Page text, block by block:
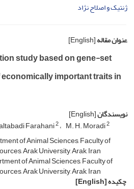
ژنتیک و اصلاح نژاد
عنوان مقاله[English]
study based on gene-set
important traits in
نویسندگان[English]
Farahani2 M. H. Moradi2
of Animal Sciences, Faculty of
Arak University, Arak, Iran
of Animal Sciences, Faculty of
Arak University, Arak, Iran
چکیده[English]